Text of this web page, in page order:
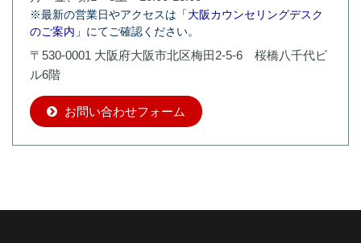
※最新の営業日やアクセスは 「大阪カウンセリングデスク
のご案内」 にてご確認ください。
〒530-0001 大阪府大阪市北区梅田2-5-6 桜橋八千代ビ
ル6階
お問い合わせフォーム